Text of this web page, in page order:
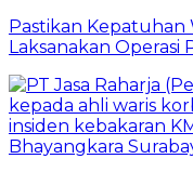
Pastikan Kepatuhan
Laksanakan Operasi